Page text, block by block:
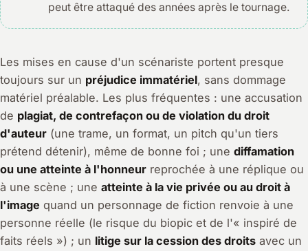
peut être attaqué des années après le tournage.
Les mises en cause d'un scénariste portent presque
toujours sur un préjudice immatériel, sans dommage
matériel préalable. Les plus fréquentes : une accusation
de plagiat, de contrefaçon ou de violation du droit
d'auteur (une trame, un format, un pitch qu'un tiers
prétend détenir), même de bonne foi ; une diffamation
ou une atteinte à l'honneur reprochée à une réplique ou
à une scène ; une atteinte à la vie privée ou au droit à
l'image quand un personnage de fiction renvoie à une
personne réelle (le risque du biopic et de l'« inspiré de
faits réels ») ; un litige sur la cession des droits avec un